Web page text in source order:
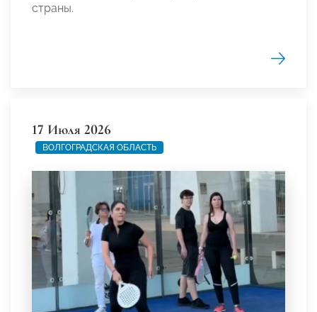
страны.
17 Июля 2026
ВОЛГОГРАДСКАЯ ОБЛАСТЬ